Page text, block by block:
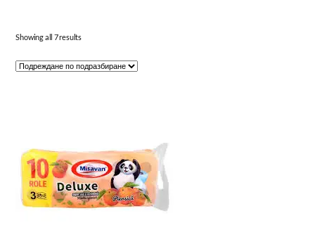
Showing all 7 results